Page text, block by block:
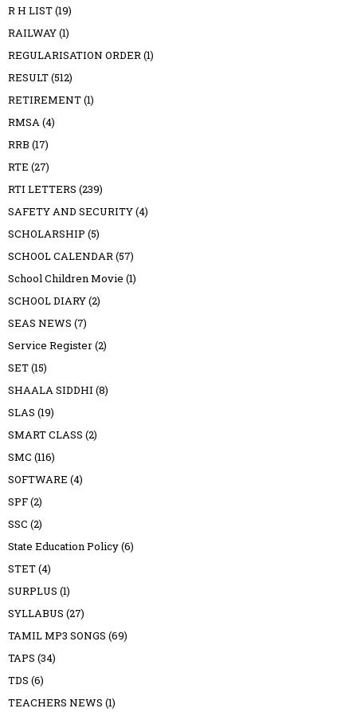
R H LIST(19)
RAILWAY(1)
REGULARISATION ORDER(1)
RESULT(512)
RETIREMENT(1)
RMSA(4)
RRB (17)
RTE (27)
RTI LETTERS (239)
SAFETY AND SECURITY(4)
SCHOLARSHIP (5)
SCHOOL CALENDAR(57)
School Children Movie (1)
SCHOOL DIARY(2)
SEAS NEWS (7)
Service Register(2)
SET(15)
SHAALA SIDDHI (8)
SLAS (19)
SMART CLASS (2)
SMC (116)
SOFTWARE (4)
SPF(2)
SSC (2)
State Education Policy(6)
STET(4)
SURPLUS (1)
SYLLABUS (27)
TAMIL MP3 SONGS (69)
TAPS (34)
TDS (6)
TEACHERS NEWS (1)